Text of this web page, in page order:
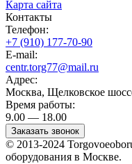
Карта сайта
Контакты
Телефон:
+7 (910) 177-70-90
E-mail:
centr.torg77@mail.ru
Адрес:
Москва, Щелковское
Время работы:
9.00 — 18.00
Заказать звонок
© 2013-2024
оборудования в Москве.